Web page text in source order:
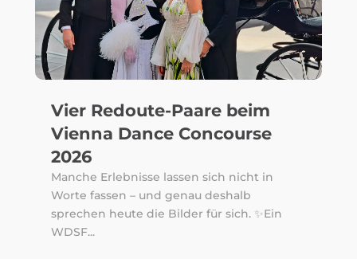
Vier Redoute-Paare beim
Vienna Dance Concourse
2026
Manche Erlebnisse lassen sich nicht in
Worte fassen – und genau deshalb
sprechen heute die Bilder für sich. ✨Ein
WDSF...